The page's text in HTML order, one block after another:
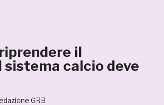
il
sistema calcio deve
GRB